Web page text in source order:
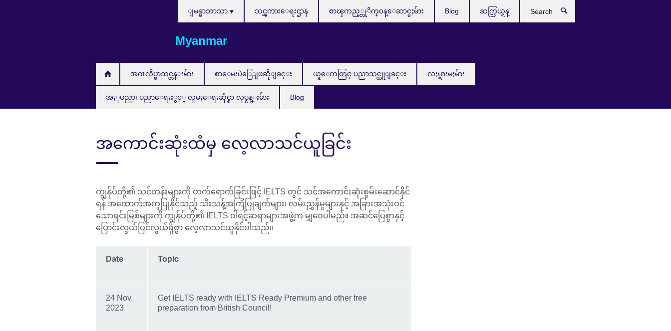
Myanmar
အဂၤလိပ္စာသင္တန္းမ်ား စာေမးပဲြေျဖဆိုျခင္း ယူေကတြင္ ပညာသင္ယူျခင္း လႈပ္ရွားမႈမ်ား
အႏုပညာ၊ ပညာေရးႏွင့္ လူမႈေရးဆိုင္ရာ လုပ္ငန္းမ်ား Blog
your
ျမန္မာဘာသာ သင္ၾကားေရးဌာန စာၾကည့္တုိက္၀န္ေဆာင္မႈမ်ား Blog ဆက္သြယ္ရန္
အကောင်းဆုံးထံမှ လေ့လာသင်ယူခြင်း
ကျွန်ုပ်တို့၏ သင်တန်းများကို တက်ရောက်ခြင်းဖြင့် IELTS တွင် သင်အကောင်းဆုံးစွမ်းဆောင်နိုင်
ရန် အထောက်အကူပြုနိုင်သည့် သီးသန့်အကြံပြုချက်များ၊ လမ်းညွှန်မှုများနှင့် အခြားအသုံးဝင်
သောရင်းမြစ်များကို ကျွန်ုပ်တို့၏ IELTS ဝါရင့်ဆရာများအဖွဲ့က မျှဝေပါမည်။ အဆင်ပြေစွာနှင့်
ပြောင်းလွယ်ပြင်လွယ်ရှိစွာ လေ့လာသင်ယူနိုင်ပါသည်။
Date Topic
24 Nov,
2023
Get IELTS ready with IELTS Ready Premium and other free
preparation from British Council!